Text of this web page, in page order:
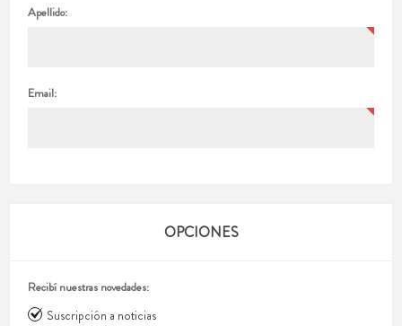
Apellido:
Email:
OPCIONES
Recibí nuestras novedades:
Suscripción a noticias